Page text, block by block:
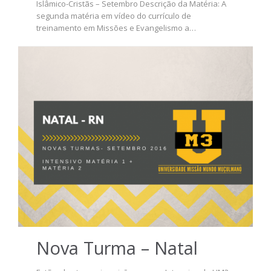
Islâmico-Cristãs – Setembro Descrição da Matéria: A
segunda matéria em vídeo do currículo de
treinamento em Missões e Evangelismo a…
Nova Turma – Natal